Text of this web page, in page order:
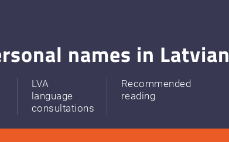
names in Latvian
LVA
language
consultations
Recommended
reading